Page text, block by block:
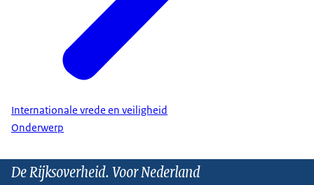
Internationale vrede en veiligheid
Onderwerp
De Rijksoverheid. Voor Nederland